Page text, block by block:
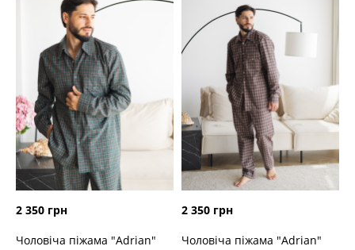
2 350 грн
Чоловіча піжама "Adrian"
2 350 грн
Чоловіча піжама "Adrian"